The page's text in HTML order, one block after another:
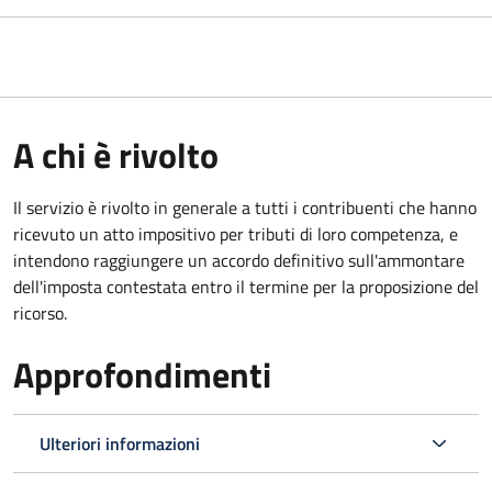
A chi è rivolto
Il servizioè rivolto in generale a tutti i contribuenti che hanno
ricevuto un atto impositivo per tributi di loro competenza, e
intendono raggiungere un accordo definitivo sull'ammontare
dell'imposta contestata entro il termine per la proposizione del
ricorso.
Approfondimenti
Ulteriori informazioni